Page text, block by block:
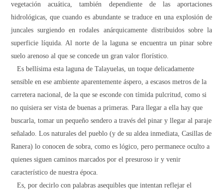
vegetación acuática, también dependiente de las aportaciones
hidrológicas, que cuando es abundante se traduce en una explosión de
juncales surgiendo en rodales anárquicamente distribuidos sobre la
superficie líquida. Al norte de la laguna se encuentra un pinar sobre
suelo arenoso al que se concede un gran valor florístico.
Es bellísima esta laguna de Talayuelas, un toque delicadamente
sensible en ese ambiente aparentemente áspero, a escasos metros de la
carretera nacional, de la que se esconde con tímida pulcritud, como si
no quisiera ser vista de buenas a primeras. Para llegar a ella hay que
buscarla, tomar un pequeño sendero a través del pinar y llegar al paraje
señalado. Los naturales del pueblo (y de su aldea inmediata, Casillas de
Ranera) lo conocen de sobra, como es lógico, pero permanece oculto a
quienes siguen caminos marcados por el presuroso ir y venir
característico de nuestra época.
Es, por decirlo con palabras asequibles que intentan reflejar el